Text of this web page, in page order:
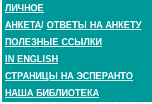
ЛИЧНОЕ
АНКЕТА/ ОТВЕТЫ НА АНКЕТУ
ПОЛЕЗНЫЕ ССЫЛКИ
IN ENGLISH
СТРАНИЦЫ НА ЭСПЕРАНТО
НАША БИБЛИОТЕКА